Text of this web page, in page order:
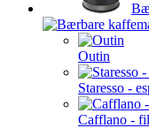
Outin
Staresso -
Cafflano -